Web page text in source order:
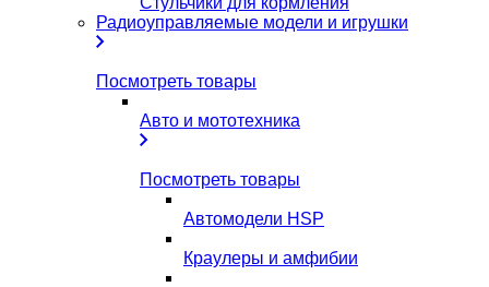
Радиоуправляемые модели и игрушки
Посмотреть товары
Авто и мототехника
Посмотреть товары
Автомодели HSP
Краулеры и амфибии